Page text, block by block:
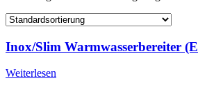
Inox/Slim Warmwasserbereiter
Weiterlesen